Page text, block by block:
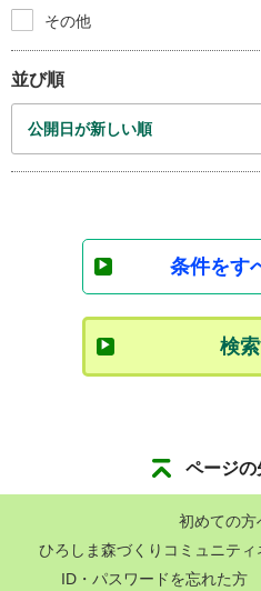
その他
並び順
条件をす
検
ページの
初めての方
ひろしま森づくりコミュニテ
ID・パスワードを忘れた方